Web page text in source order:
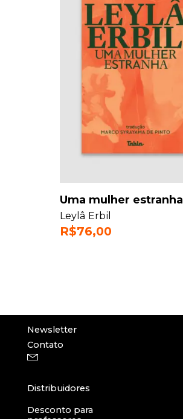
Uma mulher estranha
Leylâ Erbil
R$76,00
Newsletter
Contato
Distribuidores
Desconto para